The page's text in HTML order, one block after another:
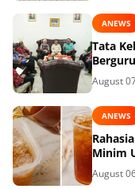
ANEWS
Tata
August
ANEWS
Minim
August